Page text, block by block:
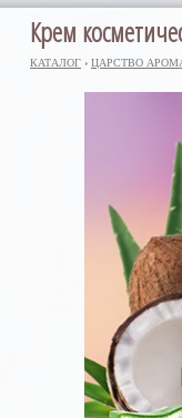
Крем
КАТАЛОГ › ЦАРСТВО